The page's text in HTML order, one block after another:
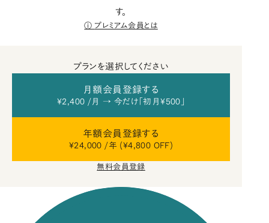
す。
プレミアム会員とは
プランを選択してください
月額会員登録する
¥2,400 /月 → 今だけ「初月¥500」
年額会員登録する
¥24,000 /年 (¥4,800 OFF)
無料会員登録